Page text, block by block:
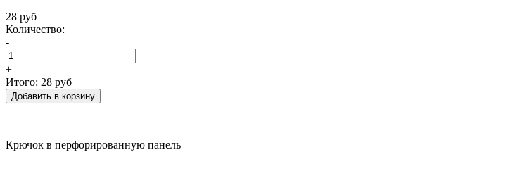
28 руб
Количество:
-
+
Итого: 28 руб
Крючок в перфорированную панель